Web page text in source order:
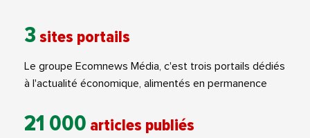
3 sites portails
Le groupe Ecomnews Média, c'est trois portails dédiés
à l'actualité économique, alimentés en permanence
21 000 articles publiés